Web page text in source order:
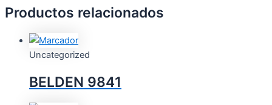
Productos relacionados
Uncategorized
BELDEN 9841